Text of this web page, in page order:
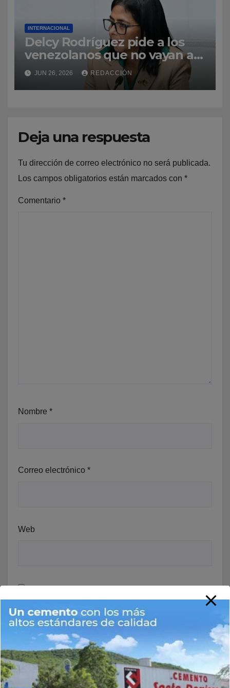
INTERNACIONAL
Delcy Rodríguez pide a los
venezolanos que no vayan a
La Guaira para no obstaculizar
las labores de rescate
JUN 26, 2026 REDACCIÓN
Deja una respuesta
Tu dirección de correo electrónico no será publicada.
Los campos obligatorios están marcados con *
Comentario *
Nombre *
Correo electrónico *
Web
Guarda mi nombre, correo electrónico y web en este
navegador para la próxima vez que comente.